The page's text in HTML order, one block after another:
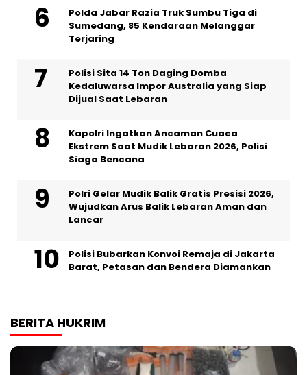
Polda Jabar Razia Truk Sumbu Tiga di
Sumedang, 85 Kendaraan Melanggar
Terjaring
Polisi Sita 14 Ton Daging Domba
Kedaluwarsa Impor Australia yang Siap
Dijual Saat Lebaran
Kapolri Ingatkan Ancaman Cuaca
Ekstrem Saat Mudik Lebaran 2026, Polisi
Siaga Bencana
Polri Gelar Mudik Balik Gratis Presisi 2026,
Wujudkan Arus Balik Lebaran Aman dan
Lancar
Polisi Bubarkan Konvoi Remaja di Jakarta
Barat, Petasan dan Bendera Diamankan
BERITA HUKRIM